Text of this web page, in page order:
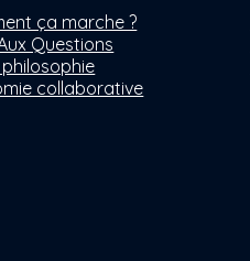
ça marche ?
Questions
collaborative